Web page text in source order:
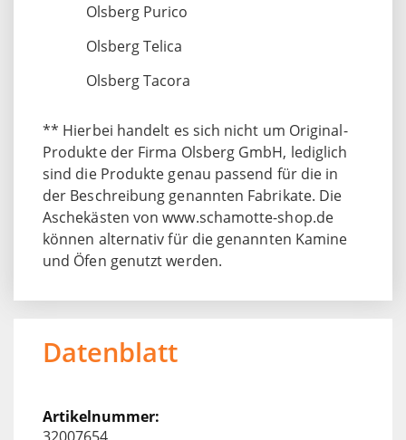
Olsberg Purico
Olsberg Telica
Olsberg Tacora
** Hierbei handelt es sich nicht um Original-
Produkte der Firma Olsberg GmbH, lediglich
sind die Produkte genau passend für die in
der Beschreibung genannten Fabrikate. Die
Aschekästen von www.schamotte-shop.de
können alternativ für die genannten Kamine
und Öfen genutzt werden.
Datenblatt